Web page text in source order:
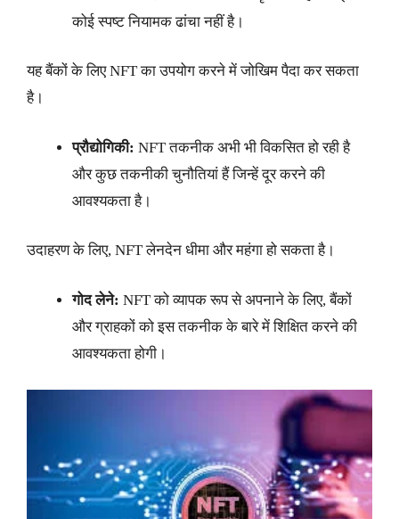
कोई स्पष्ट नियामक ढांचा नहीं है।
यह बैंकों के लिए NFT का उपयोग करने में जोखिम पैदा कर सकता
है।
प्रौद्योगिकी: NFT तकनीक अभी भी विकसित हो रही है
और कुछ तकनीकी चुनौतियां हैं जिन्हें दूर करने की
आवश्यकता है।
उदाहरण के लिए, NFT लेनदेन धीमा और महंगा हो सकता है।
गोद लेने: NFT को व्यापक रूप से अपनाने के लिए, बैंकों
और ग्राहकों को इस तकनीक के बारे में शिक्षित करने की
आवश्यकता होगी।